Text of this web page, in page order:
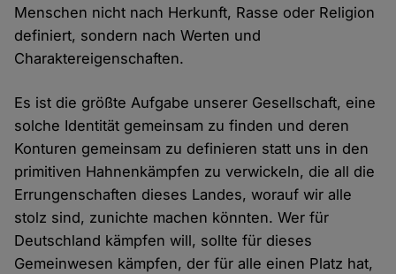
Menschen nicht nach Herkunft, Rasse oder Religion
definiert, sondern nach Werten und
Charaktereigenschaften.
Es ist die größte Aufgabe unserer Gesellschaft, eine
solche Identität gemeinsam zu finden und deren
Konturen gemeinsam zu definieren statt uns in den
primitiven Hahnenkämpfen zu verwickeln, die all die
Errungenschaften dieses Landes, worauf wir alle
stolz sind, zunichte machen könnten. Wer für
Deutschland kämpfen will, sollte für dieses
Gemeinwesen kämpfen, der für alle einen Platz hat,